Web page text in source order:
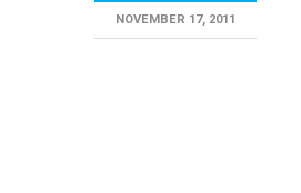
NOVEMBER 17, 2011